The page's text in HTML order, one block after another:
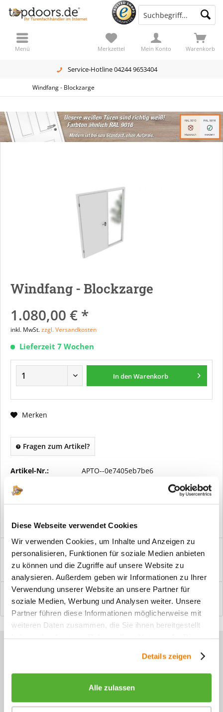
Diese Webseite verwendet Cookies
Wir verwenden Cookies, um Inhalte und Anzeigen zu
personalisieren, Funktionen für soziale Medien anbieten
zu können und die Zugriffe auf unsere Website zu
analysieren. Außerdem geben wir Informationen zu Ihrer
Verwendung unserer Website an unsere Partner für
soziale Medien, Werbung und Analysen weiter. Unsere
Partner führen diese Informationen möglicherweise mit
weiteren Daten zusammen, die Sie ihnen bereitgestellt
Details zeigen
Alle zulassen
Service-Hotline 04244 9653404
Warenkorb
Merkzettel Mein Konto
Menü
Windfang - Blockzarge
Windfang - Blockzarge
1.080,00 € *
inkl. MwSt.zzgl. Versandkosten
Lieferzeit 7 Wochen
In denWarenkorb
Merken
Fragen zum Artikel?
Artikel-Nr.: APTO--0e7405eb7be6
Vorteile
Windfangelemente online am Bildschirm konfigurieren und
einbaufertig bestellen. In wenigen...
Bewertungen
0
Bewertungen lesen, schreiben und diskutieren...mehr
Sie haben Fragen zu unseren
+49 (0)4244 965 34 04
Mo - Do, 09:00 - 16:00 Uhr
und Fr, 09:00 - 13:00 Uhr